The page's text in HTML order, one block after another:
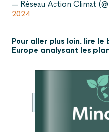
— Réseau Action Climat
2024
Pour aller plus loin, lire le
Europe analysant les